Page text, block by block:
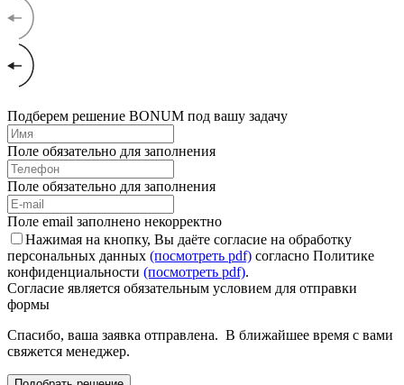
Подберем решение BONUM под вашу задачу
Поле обязательно для заполнения
Поле обязательно для заполнения
Поле email заполнено некорректно
Нажимая на кнопку, Вы даёте согласие на обработку
персональных данных (посмотреть pdf) согласно Политике
конфиденциальности (посмотреть pdf).
Согласие является обязательным условием для отправки
формы
Спасибо, ваша заявка отправлена. В ближайшее время с вами
свяжется менеджер.